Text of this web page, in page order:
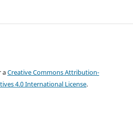
aCreative Commons Attribution-
4.0 International License.